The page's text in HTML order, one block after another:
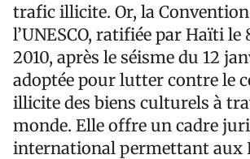
trafic illicite. Or, la Convention
l’UNESCO, ratifiée par Haïti le
2010, après le séisme du 12
adoptée pour lutter contre le
illicite des biens culturels à
monde. Elle offre un cadre
international permettant aux